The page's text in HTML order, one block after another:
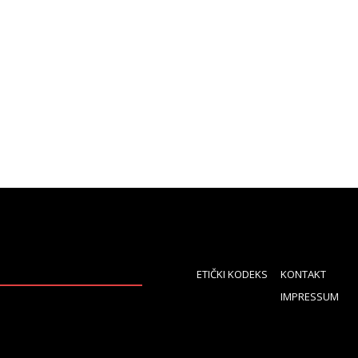
ETIČKI KODEKS
KONTAKT
IMPRESSUM